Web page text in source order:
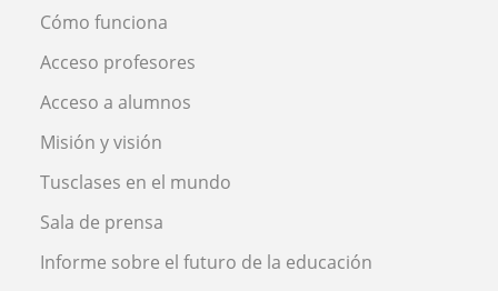
Cómo funciona
Acceso profesores
Acceso a alumnos
Misión y visión
Tusclases en el mundo
Sala de prensa
Informe sobre el futuro de la educación